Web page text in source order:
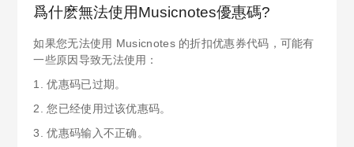
爲什麽無法使用Musicnotes優惠碼?
如果您无法使用 Musicnotes 的折扣优惠券代码，可能有
一些原因导致无法使用：
1. 优惠码已过期。
2. 您已经使用过该优惠码。
3. 优惠码输入不正确。